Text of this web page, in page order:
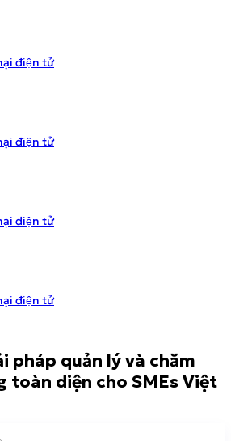
điện tử
điện tử
điện tử
điện tử
pháp quản lý và chăm
toàn diện cho SMEs Việt